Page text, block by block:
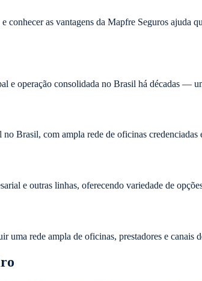
as vantagens da Mapfre Seguros ajuda
e operação consolidada no Brasil há décadas —
Brasil, com ampla rede de oficinas credenciadas
e outras linhas, oferecendo variedade de
rede ampla de oficinas, prestadores e canais